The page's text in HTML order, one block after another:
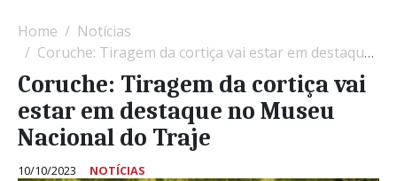
Home
Notícias
Coruche: Tiragem da cortiça vai estar em destaque no Museu Nacional do Traje
Coruche: Tiragem da cortiça vai
estar em destaque no Museu
Nacional do Traje
10/10/2023 NOTÍCIAS